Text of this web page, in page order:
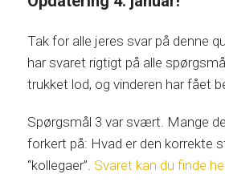
Tak for alle jeres svar på denne
har svaret rigtigt på alle
trukket lod, og vinderen har fået
Spørgsmål 3 var svært. Mange
forkert på: Hvad er den korrekte
“kollegaer”. Svaret kan du finde